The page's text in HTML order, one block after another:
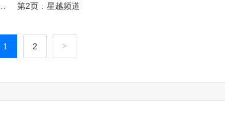
第2页 : 星越频道
1 2 >